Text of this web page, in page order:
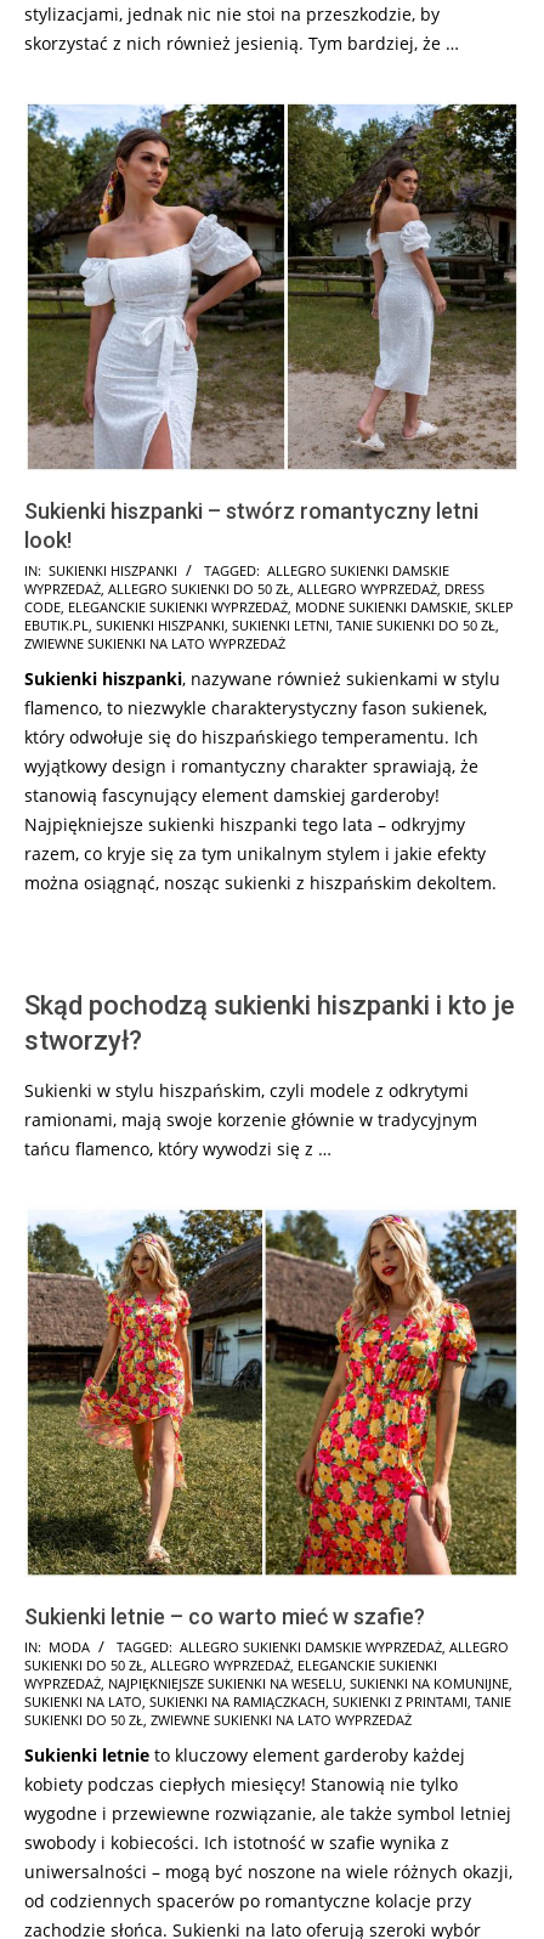
stylizacjami, jednak nic nie stoi na przeszkodzie, by
skorzystać z nich również jesienią. Tym bardziej, że …
Sukienki hiszpanki – stwórz romantyczny letni
look!
2026-
06-
04
IN: SUKIENKI HISZPANKI TAGGED: ALLEGRO SUKIENKI DAMSKIE
WYPRZEDAŻ, ALLEGRO SUKIENKI DO 50 ZŁ, ALLEGRO WYPRZEDAŻ, DRESS
CODE, ELEGANCKIE SUKIENKI WYPRZEDAŻ, MODNE SUKIENKI DAMSKIE, SKLEP
EBUTIK.PL, SUKIENKI HISZPANKI, SUKIENKI LETNI, TANIE SUKIENKI DO 50 ZŁ,
ZWIEWNE SUKIENKI NA LATO WYPRZEDAŻ
Sukienki hiszpanki, nazywane również sukienkami w stylu
flamenco, to niezwykle charakterystyczny fason sukienek,
który odwołuje się do hiszpańskiego temperamentu. Ich
wyjątkowy design i romantyczny charakter sprawiają, że
stanowią fascynujący element damskiej garderoby!
Najpiękniejsze sukienki hiszpanki tego lata – odkryjmy
razem, co kryje się za tym unikalnym stylem i jakie efekty
można osiągnąć, nosząc sukienki z hiszpańskim dekoltem.
Skąd pochodzą sukienki hiszpanki i kto je
stworzył?
Sukienki w stylu hiszpańskim, czyli modele z odkrytymi
ramionami, mają swoje korzenie głównie w tradycyjnym
tańcu flamenco, który wywodzi się z …
Sukienki letnie – co warto mieć w szafie?
2026-
06-
03
IN: MODA TAGGED: ALLEGRO SUKIENKI DAMSKIE WYPRZEDAŻ, ALLEGRO
SUKIENKI DO 50 ZŁ, ALLEGRO WYPRZEDAŻ, ELEGANCKIE SUKIENKI
WYPRZEDAŻ, NAJPIĘKNIEJSZE SUKIENKI NA WESELU, SUKIENKI NA KOMUNIJNE,
SUKIENKI NA LATO, SUKIENKI NA RAMIĄCZKACH, SUKIENKI Z PRINTAMI, TANIE
SUKIENKI DO 50 ZŁ, ZWIEWNE SUKIENKI NA LATO WYPRZEDAŻ
Sukienki letnie to kluczowy element garderoby każdej
kobiety podczas ciepłych miesięcy! Stanowią nie tylko
wygodne i przewiewne rozwiązanie, ale także symbol letniej
swobody i kobiecości. Ich istotność w szafie wynika z
uniwersalności – mogą być noszone na wiele różnych okazji,
od codziennych spacerów po romantyczne kolacje przy
zachodzie słońca. Sukienki na lato oferują szeroki wybór